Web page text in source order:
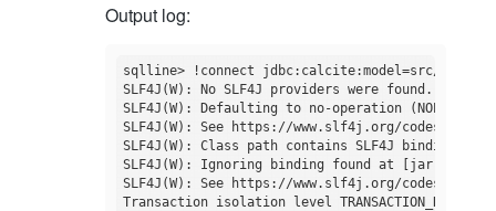
Output log:
sqlline> !connect jdbc:calcite:model=src/
SLF4J(W): No SLF4J providers were found.
SLF4J(W): Defaulting to no-operation (NOP)
SLF4J(W): See https://www.slf4j.org/codes.html
SLF4J(W): Class path contains SLF4J
SLF4J(W): Ignoring binding found at [jar:file:/
SLF4J(W): See https://www.slf4j.org/codes.html
Transaction isolation level